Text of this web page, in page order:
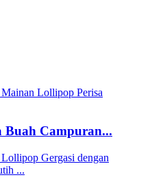
Buah Campuran...